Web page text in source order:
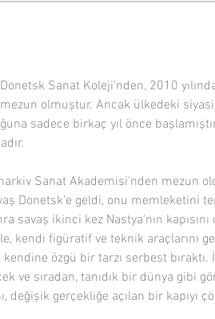
Sanat Koleji'nden, 2010
olmuştur. Ancak ülkedeki
sadece birkaç yıl önce
Sanat Akademisi'nden mezun
Donetsk'e geldi, onu memleketini
savaş ikinci kez Nastya'nın
kendi figüratif ve teknik araçlarını
özgü bir tarzı serbest bıraktı.
ve sıradan, tanıdık bir dünya gibi
değişik gerçekliğe açılan bir kapıyı